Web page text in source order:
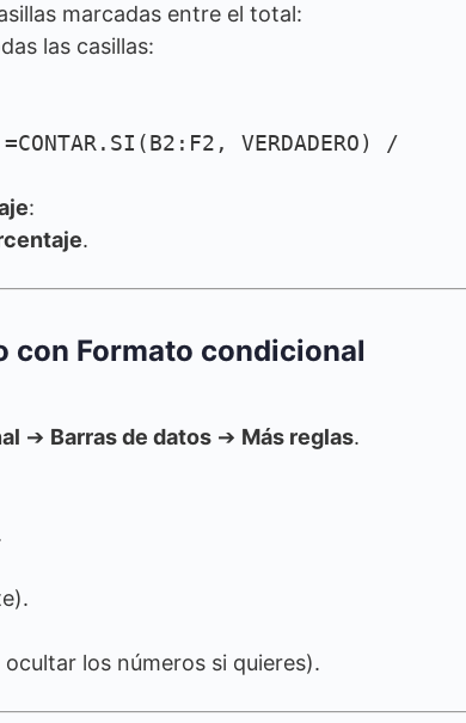
marcadas entre el total:
las casillas:
=CONTAR.SI(B2:F2, VERDADERO) /
:
.
con Formato condicional
➔ Barras de datos ➔ Más reglas.
ocultar los números si quieres).